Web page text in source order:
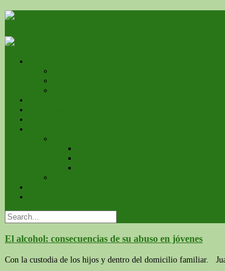
El alcohol: consecuencias de su abuso en jóvenes
Con la custodia de los hijos y dentro del domicilio familiar.